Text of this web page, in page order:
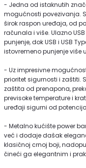
- Jedna od istaknutih
mogućnosti povezivanja.
širok raspon uređaja, od
računala i više. Ulazno
punjenje, dok USB i USB
istovremeno punjenje više
- Uz impresivne mogućnosti
prioritet sigurnosti i zaštiti.
zaštita od prenapona,
previsoke temperature i
uređaji sigurni od
- Metalno kućište power
već i dodaje dašak
klasičnoj crnoj boji,
čineći ga elegantnim i